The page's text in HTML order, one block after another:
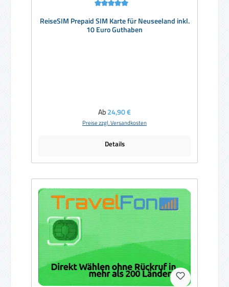
ReiseSIM Prepaid SIM Karte für Neuseeland inkl.
10 Euro Guthaben
Regulärer Preis:
Ab24,90 €
Preise zzgl. Versandkosten
Details